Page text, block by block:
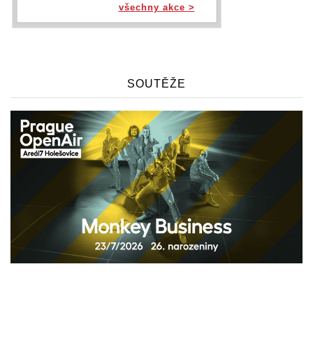
všechny akce >
SOUTĚŽE